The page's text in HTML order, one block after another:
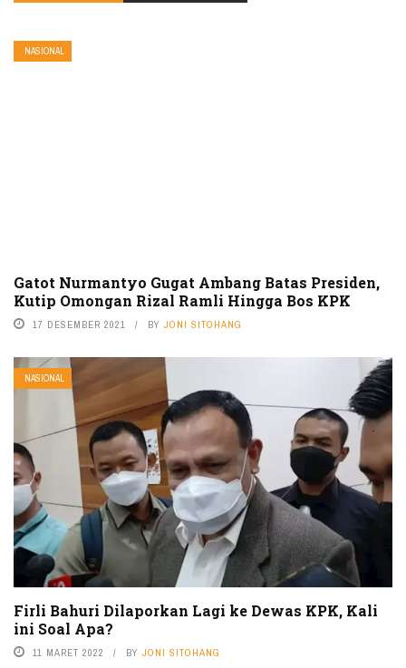
NASIONAL
Gatot Nurmantyo Gugat Ambang Batas Presiden,
Kutip Omongan Rizal Ramli Hingga Bos KPK
17 DESEMBER 2021 BY JONI SITOHANG
NASIONAL
Firli Bahuri Dilaporkan Lagi ke Dewas KPK, Kali
ini Soal Apa?
11 MARET 2022 BY JONI SITOHANG